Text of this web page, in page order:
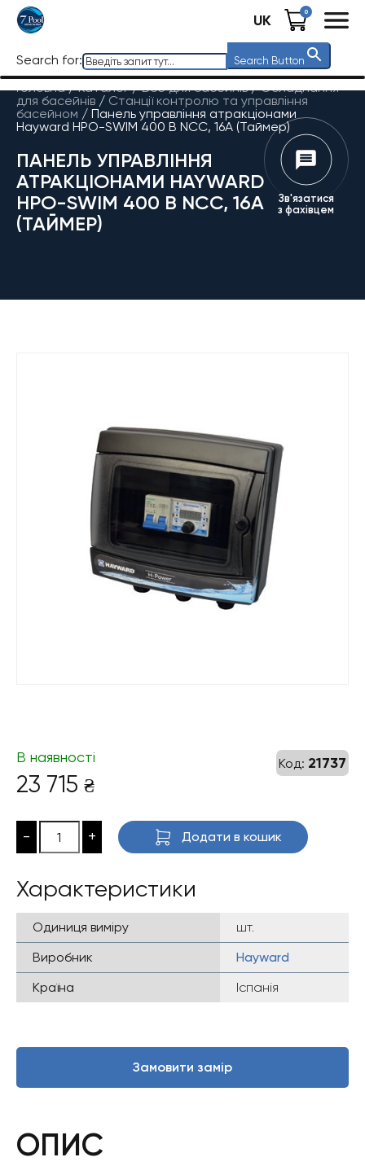
UK 0
Search for: Search Button
Головна / Каталог/Все для басейнів/Обладнання
для басейнів / Станції контролю та управління
басейном / Панель управління атракціонами
Hayward HPO-SWIM 400 В NCC, 16A (Таймер)
ПАНЕЛЬ УПРАВЛІННЯ
АТРАКЦІОНАМИ HAYWARD
HPO-SWIM 400 В NCC, 16A
(ТАЙМЕР)
Зв'язатися
з фахівцем
Код: 21737
В наявності
23 715 ₴
- + Додати в кошик
Характеристики
Одиниця виміру
шт.
Виробник
Hayward
Країна
Іспанія
Замовити замір
ОПИС